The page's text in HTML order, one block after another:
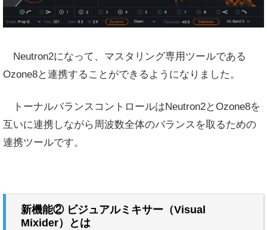
Neutron2になって、マスタリング専用ツールである
Ozone8と連携することができるようになりました。
トーナルバランスコントロールはNeutron2とOzone8を
互いに連携しながら周波数全体のバランスを取るための
連携ツールです。
新機能② ビジュアルミキサー（Visual
Mixider）とは